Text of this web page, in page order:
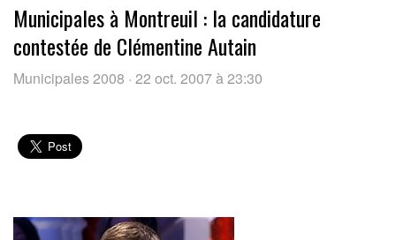
Municipales à Montreuil : la candidature
contestée de Clémentine Autain
Municipales 2008 · 22 oct. 2007 à 23:30